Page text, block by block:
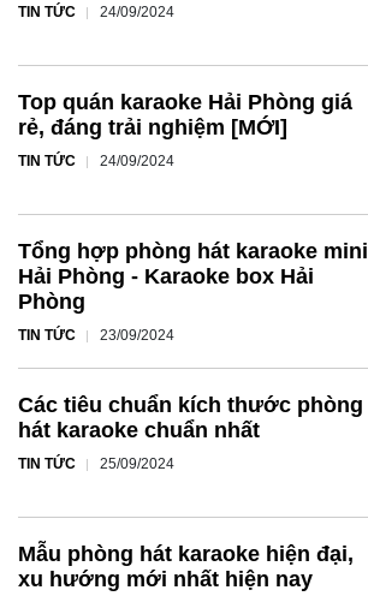
TIN TỨC 24/09/2024
Top quán karaoke Hải Phòng giá
rẻ, đáng trải nghiệm [MỚI]
TIN TỨC 24/09/2024
Tổng hợp phòng hát karaoke mini
Hải Phòng - Karaoke box Hải
Phòng
TIN TỨC 23/09/2024
Các tiêu chuẩn kích thước phòng
hát karaoke chuẩn nhất
TIN TỨC 25/09/2024
Mẫu phòng hát karaoke hiện đại,
xu hướng mới nhất hiện nay